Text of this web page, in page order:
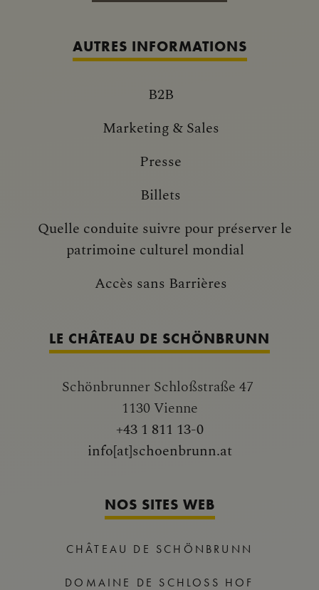
AUTRES INFORMATIONS
B2B
Marketing & Sales
Presse
Billets
Quelle conduite suivre pour préserver le
patrimoine culturel mondial
Accès sans Barrières
LE CHÂTEAU DE SCHÖNBRUNN
Schönbrunner Schloßstraße 47
1130 Vienne
+43 1 811 13-0
info[at]schoenbrunn.at
NOS SITES WEB
CHÂTEAU DE SCHÖNBRUNN
DOMAINE DE SCHLOSS HOF